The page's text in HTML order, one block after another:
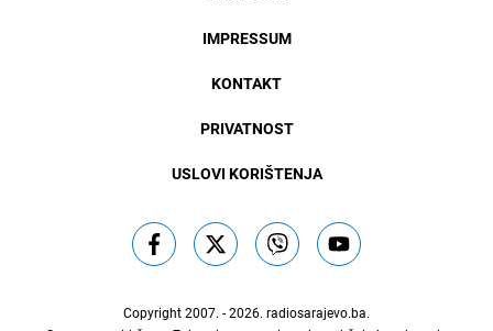
IMPRESSUM
KONTAKT
PRIVATNOST
USLOVI KORIŠTENJA
Copyright 2007. - 2026. radiosarajevo.ba.